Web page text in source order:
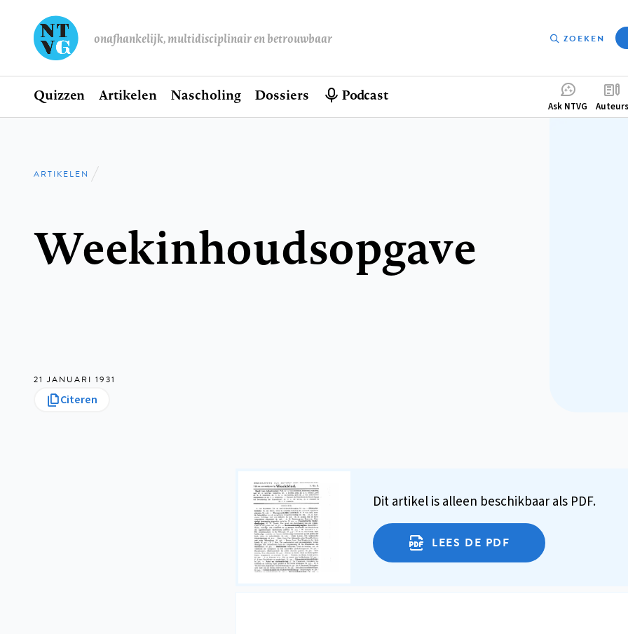
onafhankelijk, multidisciplinair en betrouwbaar ZOEKEN
Hoofdnavigatie
Home
Quizzen Artikelen Nascholing Dossiers Podcast
Ask NTVG Auteurs
Kruimelpad
ARTIKELEN
Weekinhoudsopgave
21 JANUARI 1931
Citeren
Dit artikel is alleen beschikbaar als PDF.
LEES DE PDF